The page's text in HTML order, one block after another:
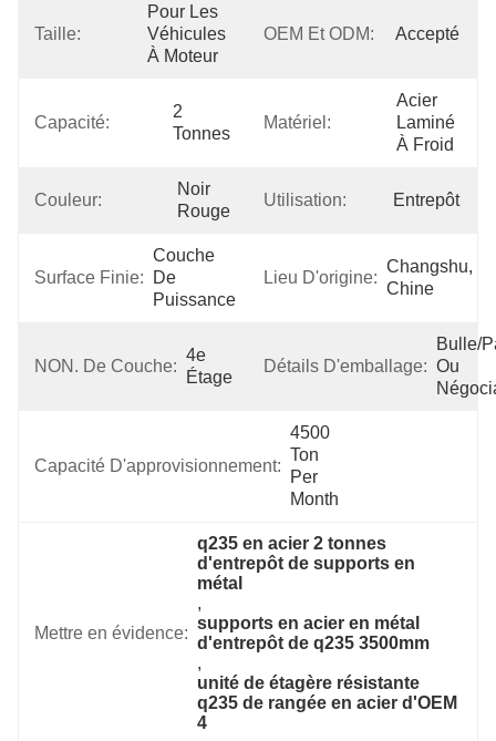
Taille:
Pour Les
Véhicules
À Moteur
OEM Et ODM: Accepté
Capacité:
2
Tonnes
Matériel:
Acier
Laminé
À Froid
Couleur:
Noir
Rouge
Utilisation: Entrepôt
Surface Finie:
Couche
De
Puissance
Lieu D'origine:
Changshu,
Chine
NON. De Couche:
4e
Étage
Détails D'emballage:
Bulle/
Ou
Capacité D'approvisionnement:
4500
Ton
Per
Month
Mettre en évidence:
q235 en acier 2 tonnes
d'entrepôt de supports en
métal
,
supports en acier en métal
d'entrepôt de q235 3500mm
,
unité de étagère résistante
q235 de rangée en acier d'OEM
4